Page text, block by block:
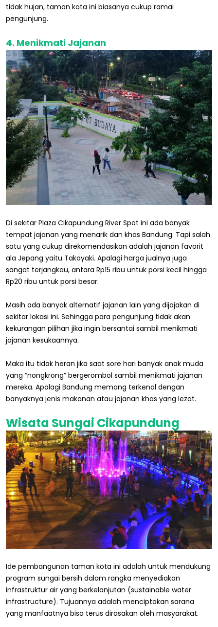
tidak hujan, taman kota ini biasanya cukup ramai
pengunjung.
4. Menikmati Jajanan
Di sekitar Plaza Cikapundung River Spot ini ada banyak
tempat jajanan yang menarik dan khas Bandung. Tapi salah
satu yang cukup direkomendasikan adalah jajanan favorit
ala Jepang yaitu Takoyaki. Apalagi harga jualnya juga
sangat terjangkau, antara Rp15 ribu untuk porsi kecil hingga
Rp20 ribu untuk porsi besar.
Masih ada banyak alternatif jajanan lain yang dijajakan di
sekitar lokasi ini. Sehingga para pengunjung tidak akan
kekurangan pilihan jika ingin bersantai sambil menikmati
jajanan kesukaannya.
Maka itu tidak heran jika saat sore hari banyak anak muda
yang “nongkrong” bergerombol sambil menikmati jajanan
mereka. Apalagi Bandung memang terkenal dengan
banyaknya jenis makanan atau jajanan khas yang lezat.
Wisata Sungai Cikapundung
Ide pembangunan taman kota ini adalah untuk mendukung
program sungai bersih dalam rangka menyediakan
infrastruktur air yang berkelanjutan (sustainable water
infrastructure). Tujuannya adalah menciptakan sarana
yang manfaatnya bisa terus dirasakan oleh masyarakat.